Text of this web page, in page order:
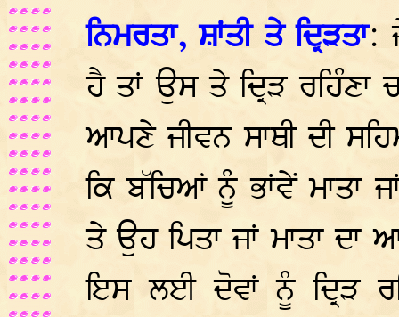
ਨਿਮਰਤਾ, ਸ਼ਾਂਤੀ ਤੇ ਦ੍ਰਿੜਤਾ:
ਹੈ ਤਾਂ ਉਸ ਤੇ ਦ੍ਰਿੜ
ਆਪਣੇ ਜੀਵਨ ਸਾਥੀ ਦੀ
ਕਿ ਬੱਚਿਆਂ ਨੂੰ ਭਾਂਵੇਂ ਮਾਤਾ
ਤੇ ਉਹ ਪਿਤਾ ਜਾਂ ਮਾਤਾ
ਇਸ ਲਈ ਦੋਵਾਂ ਨੂੰ ਦ੍ਰਿੜ